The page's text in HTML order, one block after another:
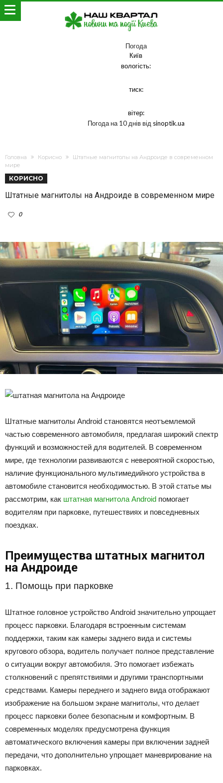
Погода
Київ
вологість:
тиск:
вітер:
Погода на 10 днів від sinoptik.ua
Головна Корисно
Штатные магнитолы на Андроиде в современном
мире
КОРИСНО
Штатные магнитолы на Андроиде в современном мире
0
Штатные магнитолы Android становятся неотъемлемой
частью современного автомобиля, предлагая широкий спектр
функций и возможностей для водителей. В современном
мире, где технологии развиваются с невероятной скоростью,
наличие функционального мультимедийного устройства в
автомобиле становится необходимостью. В этой статье мы
рассмотрим, как штатная магнитола Android помогает
водителям при парковке, путешествиях и повседневных
поездках.
Преимущества штатных магнитол
на Андроиде
1. Помощь при парковке
Штатное головное устройство Android значительно упрощает
процесс парковки. Благодаря встроенным системам
поддержки, таким как камеры заднего вида и системы
кругового обзора, водитель получает полное представление
о ситуации вокруг автомобиля. Это помогает избежать
столкновений с препятствиями и другими транспортными
средствами. Камеры переднего и заднего вида отображают
изображение на большом экране магнитолы, что делает
процесс парковки более безопасным и комфортным. В
современных моделях предусмотрена функция
автоматического включения камеры при включении задней
передачи, что дополнительно упрощает маневрирование на
парковках.